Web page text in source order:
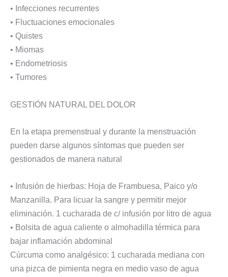
• Infecciones recurrentes
• Fluctuaciones emocionales
• Quistes
• Miomas
• Endometriosis
• Tumores
GESTIÓN NATURAL DEL DOLOR
En la etapa premenstrual y durante la menstruación
pueden darse algunos síntomas que pueden ser
gestionados de manera natural
• Infusión de hierbas: Hoja de Frambuesa, Paico y/o
Manzanilla. Para licuar la sangre y permitir mejor
eliminación. 1 cucharada de c/ infusión por litro de agua
• Bolsita de agua caliente o almohadilla térmica para
bajar inflamación abdominal
Cúrcuma como analgésico: 1 cucharada mediana con
una pizca de pimienta negra en medio vaso de agua